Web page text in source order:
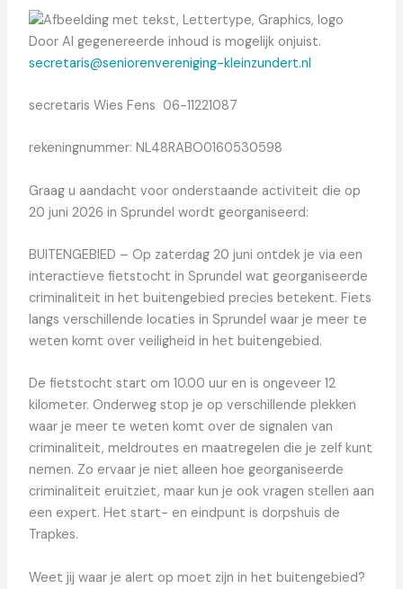
secretaris@seniorenvereniging-kleinzundert.nl
secretaris Wies Fens 06-11221087
rekeningnummer: NL48RABO0160530598
Graag u aandacht voor onderstaande activiteit die op
20 juni 2026 in Sprundel wordt georganiseerd:
BUITENGEBIED – Op zaterdag 20 juni ontdek je via een
interactieve fietstocht in Sprundel wat georganiseerde
criminaliteit in het buitengebied precies betekent. Fiets
langs verschillende locaties in Sprundel waar je meer te
weten komt over veiligheid in het buitengebied.
De fietstocht start om 10.00 uur en is ongeveer 12
kilometer. Onderweg stop je op verschillende plekken
waar je meer te weten komt over de signalen van
criminaliteit, meldroutes en maatregelen die je zelf kunt
nemen. Zo ervaar je niet alleen hoe georganiseerde
criminaliteit eruitziet, maar kun je ook vragen stellen aan
een expert. Het start- en eindpunt is dorpshuis de
Trapkes.
Weet jij waar je alert op moet zijn in het buitengebied?